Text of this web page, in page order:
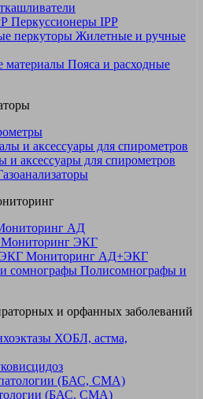
Перкуссионеры IPP
Жилетные и ручные
Пояса и расходные
и аксессуары для спирометров
АД
Мониторинг ЭКГ
Мониторинг АД+ЭКГ
Полисомнографы и
и орфанных заболеваний
ХОБЛ, астма,
(БАС, СМА)